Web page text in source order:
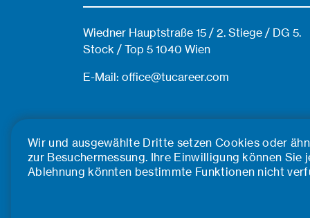
Wiedner Hauptstraße 15 / 2. Stiege / DG 5.
Stock / Top 5 1040 Wien
E-Mail: office@tucareer.com
Wir und ausgewählte Dritte setzen Cookies oder
zur Besuchermessung. Ihre Einwilligung können
Ablehnung könnten bestimmte Funktionen nicht